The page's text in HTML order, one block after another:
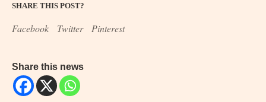
SHARE THIS POST?
Facebook Twitter Pinterest
Share this news